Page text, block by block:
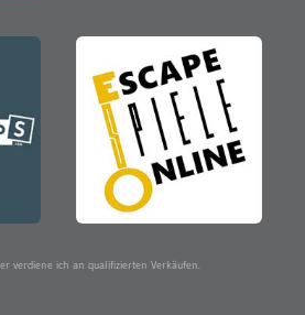
verdiene ich an qualifizierten Verkäufen.